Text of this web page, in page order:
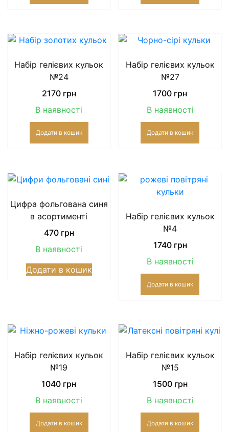
Набір гелієвих кульок
№24
2170грн
В наявності
Додати в кошик
Набір гелієвих кульок
№27
1700 грн
В наявності
Додати в кошик
Цифра фольгована синя
в асортименті
470грн
В наявності
Додати в кошиктовар
Параметри
можна
на
Набір гелієвих кульок
№4
1740грн
В наявності
Додати в кошик
Набір гелієвих кульок
№19
1040 грн
В наявності
Додати в кошик
Набір гелієвих кульок
№15
1500грн
В наявності
Додати в кошик